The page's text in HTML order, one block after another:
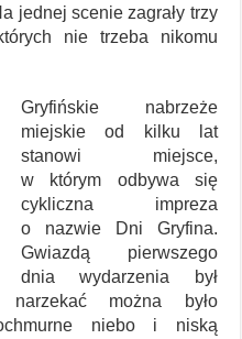
jednej scenie zagrały trzy
nie trzeba nikomu
Gryfińskie nabrzeże
miejskie od kilku lat
stanowi miejsce,
w którym odbywa się
cykliczna impreza
o nazwie Dni Gryfina.
Gwiazdą pierwszego
dnia wydarzenia był
można było
niebo i niską